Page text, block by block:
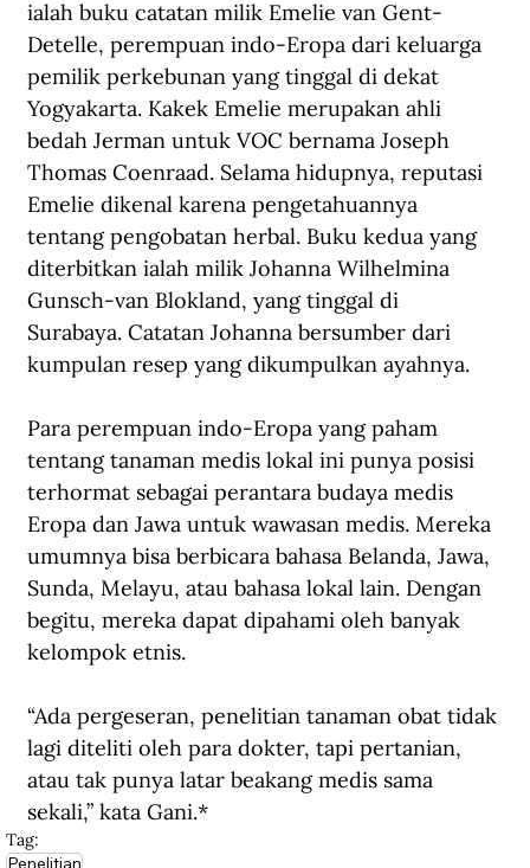
ialah buku catatan milik Emelie van Gent-
Detelle, perempuan indo-Eropa dari keluarga
pemilik perkebunan yang tinggal di dekat
Yogyakarta. Kakek Emelie merupakan ahli
bedah Jerman untuk VOC bernama Joseph
Thomas Coenraad. Selama hidupnya, reputasi
Emelie dikenal karena pengetahuannya
tentang pengobatan herbal. Buku kedua yang
diterbitkan ialah milik Johanna Wilhelmina
Gunsch-van Blokland, yang tinggal di
Surabaya. Catatan Johanna bersumber dari
kumpulan resep yang dikumpulkan ayahnya.
Para perempuan indo-Eropa yang paham
tentang tanaman medis lokal ini punya posisi
terhormat sebagai perantara budaya medis
Eropa dan Jawa untuk wawasan medis. Mereka
umumnya bisa berbicara bahasa Belanda, Jawa,
Sunda, Melayu, atau bahasa lokal lain. Dengan
begitu, mereka dapat dipahami oleh banyak
kelompok etnis.
“Ada pergeseran, penelitian tanaman obat tidak
lagi diteliti oleh para dokter, tapi pertanian,
atau tak punya latar beakang medis sama
sekali,” kata Gani.*
Tag:
Penelitian